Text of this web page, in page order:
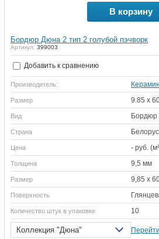
В корзину
Бордюр Дюна 2 тип 2 голубой пэчворк
Артикул: 399003
Добавить к сравнению
Производитель: Керамин
Размер 9.85 x
Вид Бордюр
Страна
Цена - руб.
Толщина 9,5 мм
Размер 9,85 х
Поверхность
Количество штук в упаковке 10
Коллекция "Дюна" Перейти